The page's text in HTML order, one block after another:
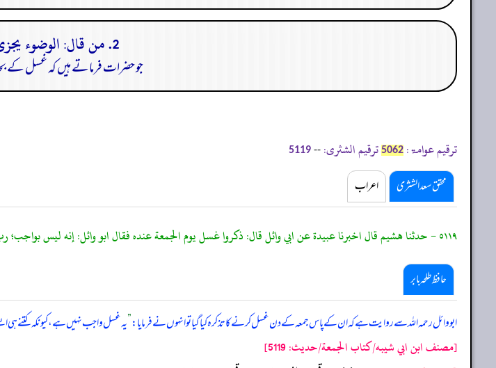
2. من قال: الوضوء يجزئ من الغسل
جو حضرات فرماتے ہیں کہ غسل کے
ترقیم عوامۃ: 5062 ترقیم الشثری: --
5119
محقق سعد الشثری اعراب
٥١١٩ - حدثنا هشيم قال اخبرنا عبيدة عن ابي وائل قال: ذكروا غسل يوم الجمعة عنده فقال ابو وائل: إنه ليس بواجب؛ رب شيخ كبير لو اغتسل في البرد الشديد يوم الجمعة لمات.
حافظ طلحہ بابر
ابو وائل رحمہ اللہ سے روایت ہے کہ ان کے پاس جمعہ کے دن غسل کرنے کا تذکرہ کیا گیا تو انہوں نے فرمایا:”یہ غسل واجب نہیں ہے، کیونکہ کتنے
[مصنف ابن ابي شيبه/كتاب الجمعة/حدیث: 5119]